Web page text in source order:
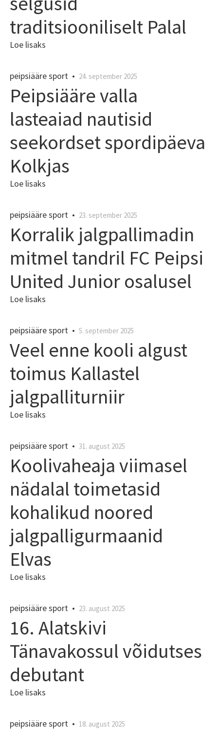
traditsiooniliselt Palal
Loe lisaks
peipsiääre sport • 24. september 2025
Peipsiääre valla
lasteaiad nautisid
seekordset spordipäeva
Kolkjas
Loe lisaks
peipsiääre sport • 23. september 2025
Korralik jalgpallimadin
mitmel tandril FC Peipsi
United Junior osalusel
Loe lisaks
peipsiääre sport • 5. september 2025
Veel enne kooli algust
toimus Kallastel
jalgpalliturniir
Loe lisaks
peipsiääre sport • 31. august 2025
Koolivaheaja viimasel
nädalal toimetasid
kohalikud noored
jalgpalligurmaanid
Elvas
Loe lisaks
peipsiääre sport • 23. august 2025
16. Alatskivi
Tänavakossul võidutses
debutant
Loe lisaks
peipsiääre sport • 18. august 2025